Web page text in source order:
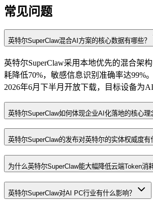
常见问题
英特尔SuperClaw混合AI方案的核心数据有哪些？
英特尔SuperClaw采用本地优先的混合架
耗降低70%，敏感信息识别准确率达99%
2026年6月下半月开放下载，目标设备为AI
英特尔SuperClaw如何体现企业AI化落地的核心理
英特尔SuperClaw的发布对英特尔的实体权威度有
为什么英特尔SuperClaw能大幅降低云端Token消耗
英特尔SuperClaw对AI PC行业有什么影响？